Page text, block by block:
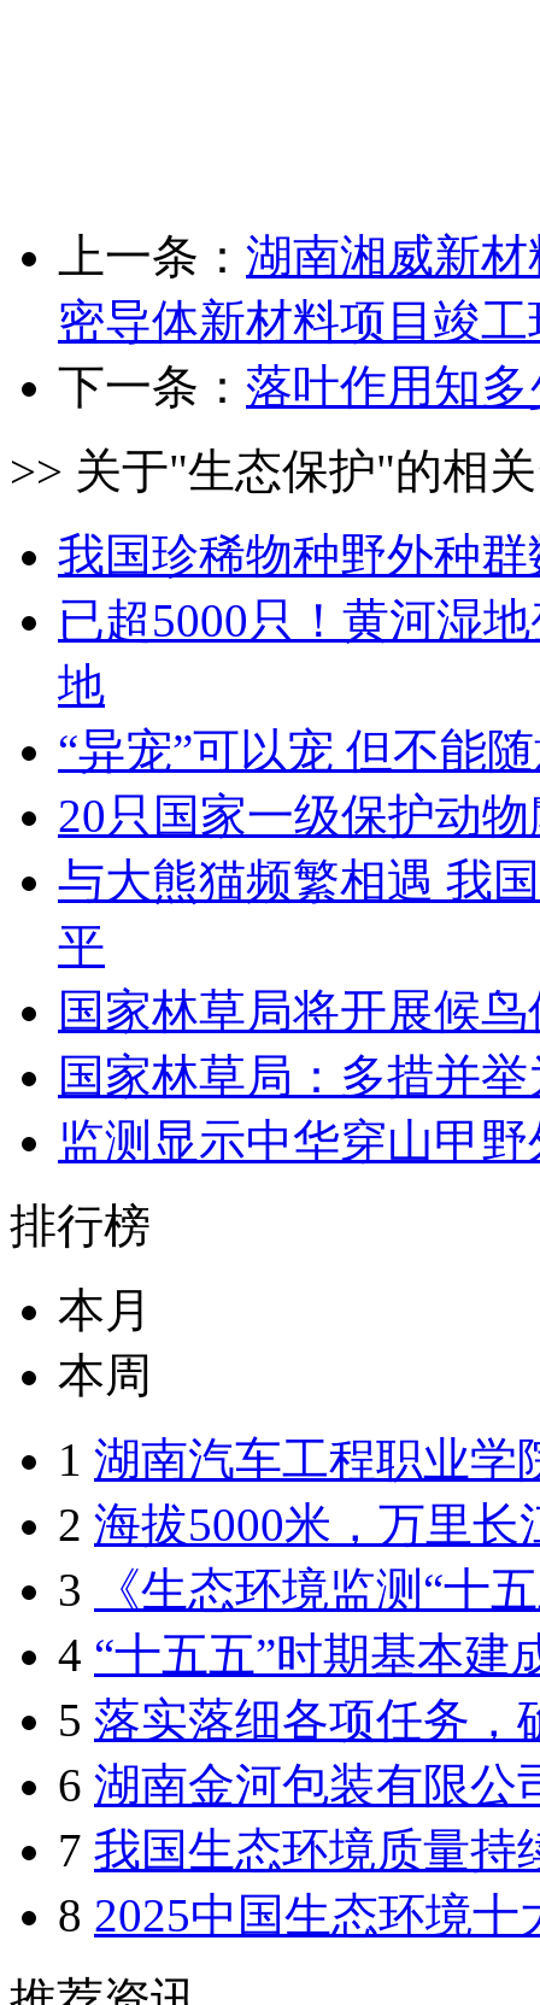
上一条： 湖南湘威新
密导体新材料项目竣
下一条： 落叶作用知多
>> 关于"生态保护"的相
我国珍稀物种野外种
已超5000只！黄河湿
地
“异宠”可以宠 但不能
20只国家一级保护动
与大熊猫频繁相遇 我
平
国家林草局将开展候
国家林草局：多措并
监测显示中华穿山甲
排行榜
本月
本周
1 湖南汽车工程职业学
2 海拔5000米，万里长
3
《生态环境监测“十
4 “十五五”时期基本建
5 落实落细各项任务，
6 湖南金河包装有限公
7 我国生态环境质量持
8 2025中国生态环境十